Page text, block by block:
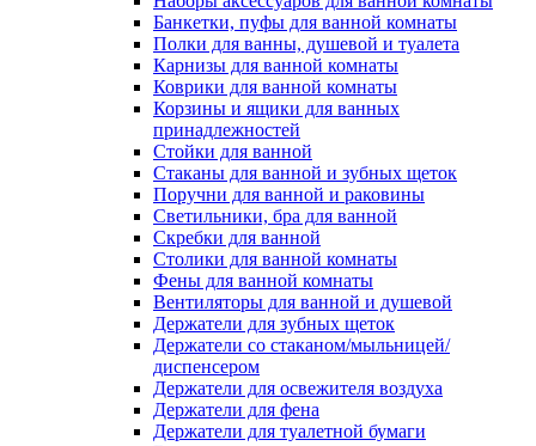
Банкетки, пуфы для ванной комнаты
Полки для ванны, душевой и туалета
Карнизы для ванной комнаты
Коврики для ванной комнаты
Корзины и ящики для ванных
принадлежностей
Стойки для ванной
Стаканы для ванной и зубных щеток
Поручни для ванной и раковины
Светильники, бра для ванной
Скребки для ванной
Столики для ванной комнаты
Фены для ванной комнаты
Вентиляторы для ванной и душевой
Держатели для зубных щеток
Держатели со стаканом/мыльницей/
диспенсером
Держатели для освежителя воздуха
Держатели для фена
Держатели для туалетной бумаги